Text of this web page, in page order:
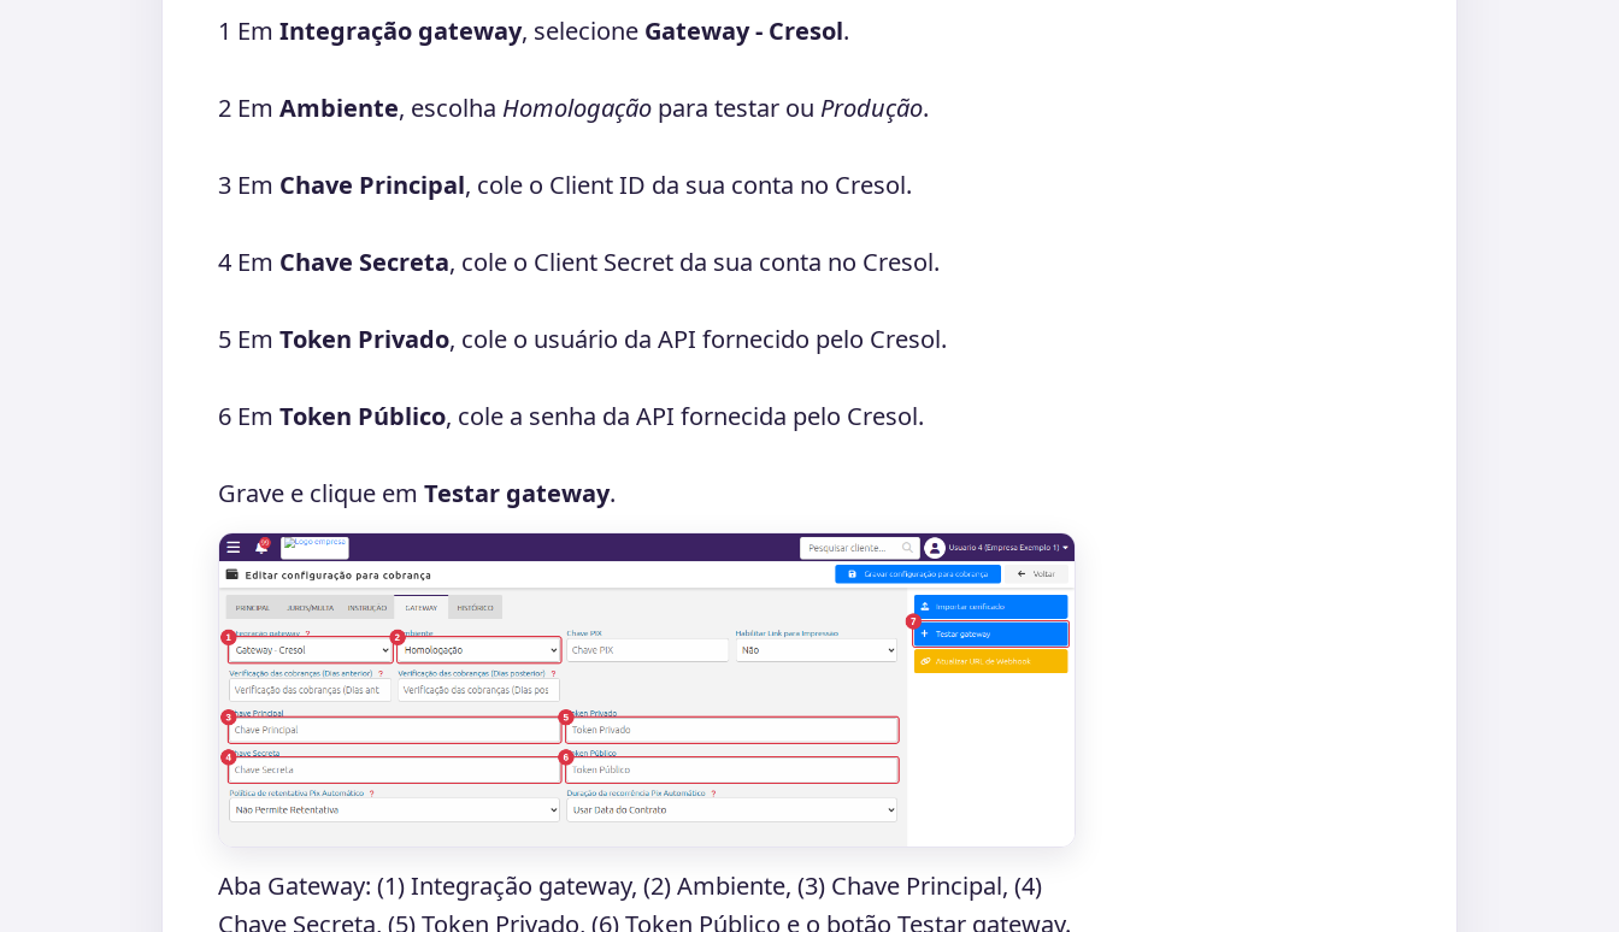
1 Em Integração gateway, selecione Gateway - Cresol.
2 Em Ambiente, escolha Homologação para testar ou Produção.
3 Em Chave Principal, cole o Client ID da sua conta no Cresol.
4 Em Chave Secreta, cole o Client Secret da sua conta no Cresol.
5 Em Token Privado, cole o usuário da API fornecido pelo Cresol.
6 Em Token Público, cole a senha da API fornecida pelo Cresol.
Grave e clique em Testar gateway.
Aba Gateway: (1) Integração gateway, (2) Ambiente, (3) Chave Principal, (4)
Chave Secreta, (5) Token Privado, (6) Token Público e o botão Testar gateway.